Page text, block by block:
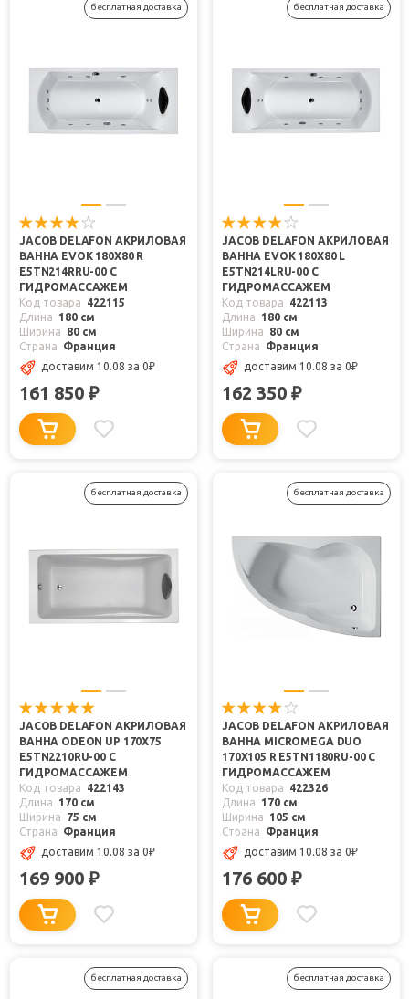
бесплатная доставка
JACOB DELAFON АКРИЛОВАЯ
ВАННА EVOK 180X80 R
E5TN214RRU-00 С
ГИДРОМАССАЖЕМ
Код товара
422115
Длина
180 см
Ширина
80 см
Страна
Франция
доставим 10.08 за 0₽
161 850 ₽
бесплатная доставка
JACOB DELAFON АКРИЛОВАЯ
ВАННА EVOK 180X80 L
E5TN214LRU-00 С
ГИДРОМАССАЖЕМ
Код товара
422113
Длина
180 см
Ширина
80 см
Страна
Франция
доставим 10.08 за 0₽
162 350 ₽
бесплатная доставка
JACOB DELAFON АКРИЛОВАЯ
ВАННА ODEON UP 170X75
E5TN2210RU-00 С
ГИДРОМАССАЖЕМ
Код товара
422143
Длина
170 см
Ширина
75 см
Страна
Франция
доставим 10.08 за 0₽
169 900 ₽
бесплатная доставка
JACOB DELAFON АКРИЛОВАЯ
ВАННА MICROMEGA DUO
170X105 R E5TN1180RU-00 С
ГИДРОМАССАЖЕМ
Код товара
422326
Длина
170 см
Ширина
105 см
Страна
Франция
доставим 10.08 за 0₽
176 600 ₽
бесплатная доставка бесплатная доставка